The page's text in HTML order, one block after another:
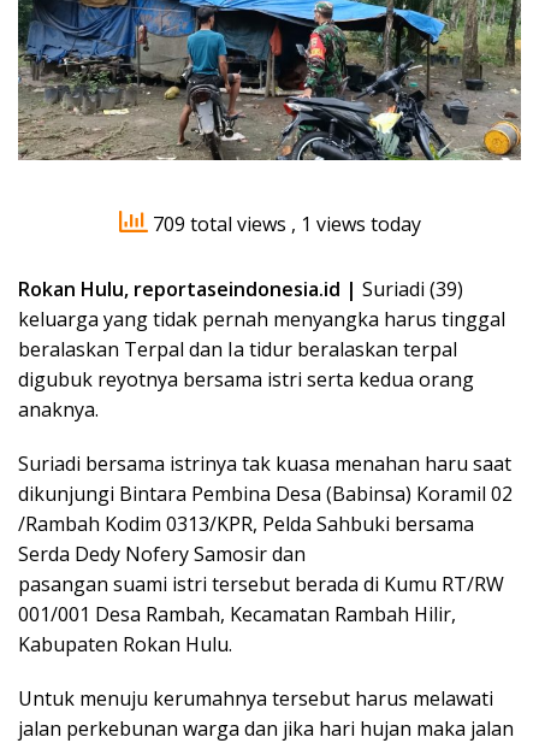
709 total views , 1 views today
Rokan Hulu, reportaseindonesia.id | Suriadi (39)
keluarga yang tidak pernah menyangka harus tinggal
beralaskan Terpal dan Ia tidur beralaskan terpal
digubuk reyotnya bersama istri serta kedua orang
anaknya.
Suriadi bersama istrinya tak kuasa menahan haru saat
dikunjungi Bintara Pembina Desa (Babinsa) Koramil 02
/Rambah Kodim 0313/KPR, Pelda Sahbuki bersama
Serda Dedy Nofery Samosir dan
pasangan suami istri tersebut berada di Kumu RT/RW
001/001 Desa Rambah, Kecamatan Rambah Hilir,
Kabupaten Rokan Hulu.
Untuk menuju kerumahnya tersebut harus melawati
jalan perkebunan warga dan jika hari hujan maka jalan